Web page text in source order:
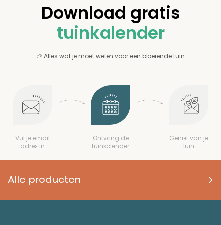
Download gratis
tuinkalender
🌱 Alles wat je moet weten voor een bloeiende tuin
Vul je email
adres in
Ontvang de
tuinkalender
Geniet van je
tuin
Alle producten